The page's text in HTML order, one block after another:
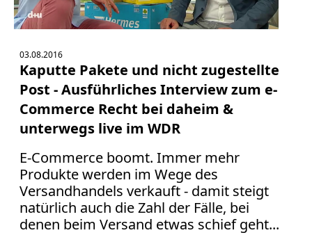
03.08.2016
Kaputte Pakete und nicht zugestellte
Post - Ausführliches Interview zum e-
Commerce Recht bei daheim &
unterwegs live im WDR
E-Commerce boomt. Immer mehr
Produkte werden im Wege des
Versandhandels verkauft - damit steigt
natürlich auch die Zahl der Fälle, bei
denen beim Versand etwas schief geht...